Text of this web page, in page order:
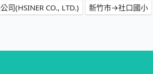
司(HSINER CO., LTD.) 新竹市→社口國小